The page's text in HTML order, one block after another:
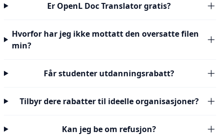
Er OpenL Doc Translator gratis?
Hvorfor har jeg ikke mottatt den oversatte filen
min?
Får studenter utdanningsrabatt?
Tilbyr dere rabatter til ideelle organisasjoner?
Kan jeg be om refusjon?